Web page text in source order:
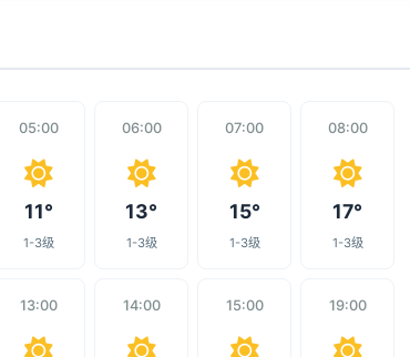
05:00
11°
1-3级
06:00
13°
1-3级
07:00
15°
1-3级
08:00
17°
1-3级
13:00 14:00 15:00 19:00